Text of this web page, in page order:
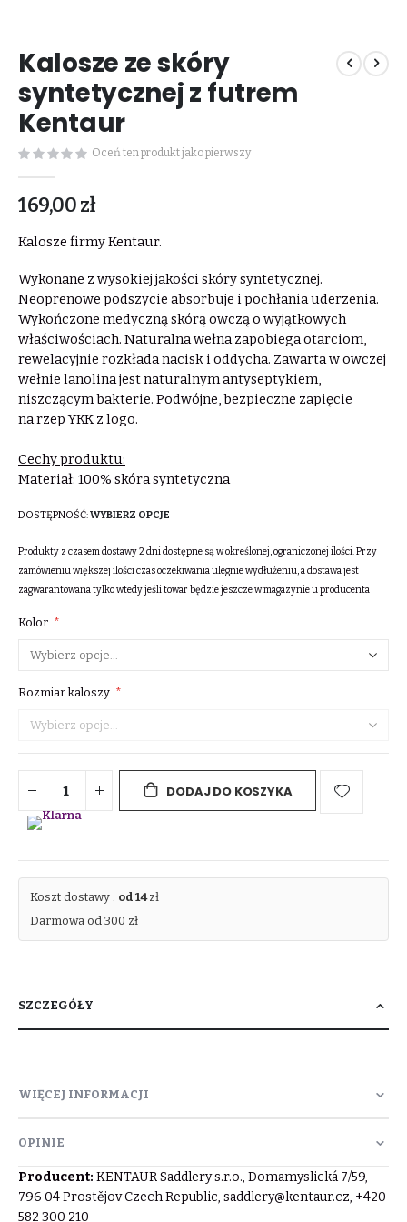
początek
galerii
Kalosze ze skóry
syntetycznej z futrem
Kentaur
Oceń ten produkt jako pierwszy
169,00 zł
Kalosze firmy Kentaur.
Wykonane z wysokiej jakości skóry syntetycznej.
Neoprenowe podszycie absorbuje i pochłania uderzenia.
Wykończone medyczną skórą owczą o wyjątkowych
właściwościach. Naturalna wełna zapobiega otarciom,
rewelacyjnie rozkłada nacisk i oddycha. Zawarta w owczej
wełnie lanolina jest naturalnym antyseptykiem,
niszczącym bakterie. Podwójne, bezpieczne zapięcie
na rzep YKK z logo.
Cechy produktu:
Materiał: 100% skóra syntetyczna
DOSTĘPNOŚĆ:WYBIERZ OPCJE
Produkty z czasem dostawy 2 dni dostępne są w określonej, ograniczonej ilości. Przy
zamówieniu większej ilości czas oczekiwania ulegnie wydłużeniu, a dostawa jest
zagwarantowana tylko wtedy jeśli towar będzie jeszcze w magazynie u producenta
Kolor
Rozmiar kaloszy
DODAJ DO KOSZYKA
Koszt dostawy : od 14zł
Darmowa od 300 zł
SZCZEGÓŁY
WIĘCEJ INFORMACJI
OPINIE
Producent: KENTAUR Saddlery s.r.o., Domamyslická 7/59,
796 04 Prostějov Czech Republic, saddlery@kentaur.cz, +420
582 300 210